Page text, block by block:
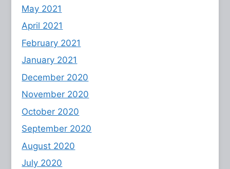
May 2021
April 2021
February 2021
January 2021
December 2020
November 2020
October 2020
September 2020
August 2020
July 2020